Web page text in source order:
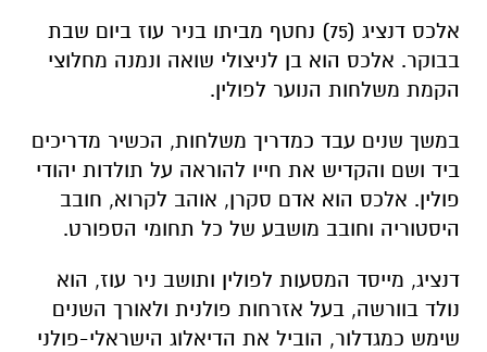
אלכס דנציג (75) נחטף מביתו בניר עוז ביום שבת
בבוקר. אלכס הוא בן לניצולי שואה ונמנה מחלוצי
הקמת משלחות הנוער לפולין.
במשך שנים עבד כמדריך משלחות, הכשיר מדריכים
ביד ושם והקדיש את חייו להוראה על תולדות יהודי
פולין. אלכס הוא אדם סקרן, אוהב לקרוא, חובב
היסטוריה וחובב מושבע של כל תחומי הספורט.
דנציג, מייסד המסעות לפולין ותושב ניר עוז, הוא
נולד בוורשה, בעל אזרחות פולנית ולאורך השנים
שימש כמגדלור, הוביל את הדיאלוג הישראלי-פולני